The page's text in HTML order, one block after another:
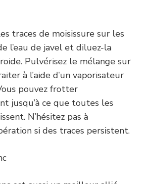
traces de moisissure sur les
l’eau de javel et diluez-la
Pulvérisez le mélange sur
à l’aide d’un vaporisateur
pouvez frotter
jusqu’à ce que toutes les
N’hésitez pas à
si des traces persistent.